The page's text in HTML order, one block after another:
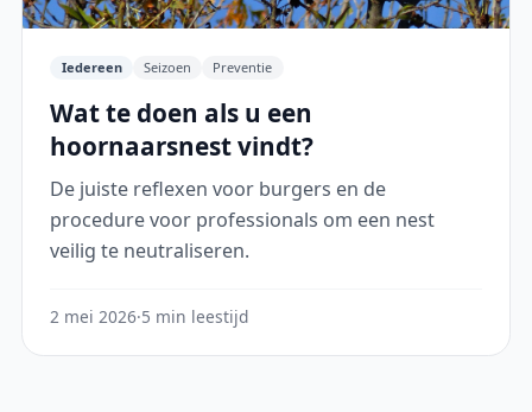
Iedereen Seizoen Preventie
Wat te doen als u een
hoornaarsnest vindt?
De juiste reflexen voor burgers en de
procedure voor professionals om een nest
veilig te neutraliseren.
2 mei 2026·5 min leestijd